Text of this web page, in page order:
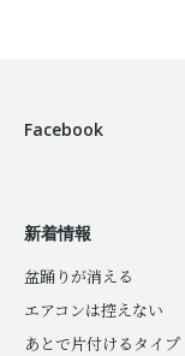
Facebook
新着情報
盆踊りが消える
エアコンは控えない
あとで片付けるタイプ